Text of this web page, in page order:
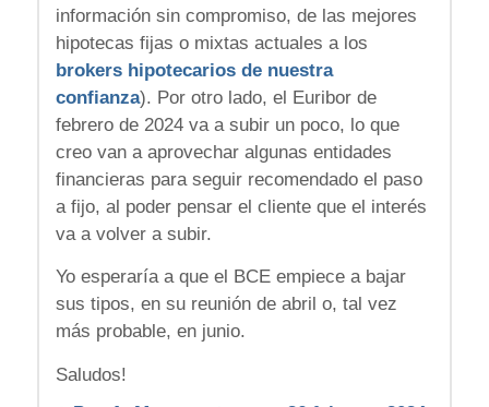
información sin compromiso, de las mejores
hipotecas fijas o mixtas actuales a los
brokers hipotecarios de nuestra
confianza). Por otro lado, el Euribor de
febrero de 2024 va a subir un poco, lo que
creo van a aprovechar algunas entidades
financieras para seguir recomendado el paso
a fijo, al poder pensar el cliente que el interés
va a volver a subir.
Yo esperaría a que el BCE empiece a bajar
sus tipos, en su reunión de abril o, tal vez
más probable, en junio.
Saludos!